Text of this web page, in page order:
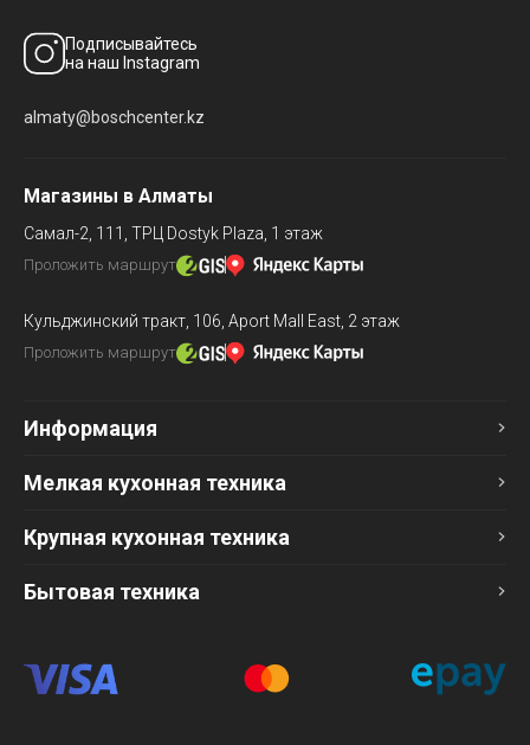
Подписывайтесь
на наш Instagram
almaty@boschcenter.kz
Магазины в Алматы
Самал-2, 111, ТРЦ Dostyk Plaza, 1 этаж
Проложить маршрут
Кульджинский тракт, 106, Aport Mall East, 2 этаж
Проложить маршрут
Информация
Мелкая кухонная техника
Крупная кухонная техника
Бытовая техника